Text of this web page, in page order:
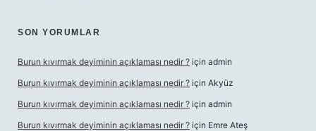
SON YORUMLAR
Burun kıvırmak deyiminin açıklaması nedir ? için admin
Burun kıvırmak deyiminin açıklaması nedir ? için Akyüz
Burun kıvırmak deyiminin açıklaması nedir ? için admin
Burun kıvırmak deyiminin açıklaması nedir ? için Emre Ateş